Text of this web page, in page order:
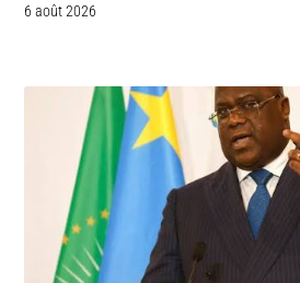
6 août 2026